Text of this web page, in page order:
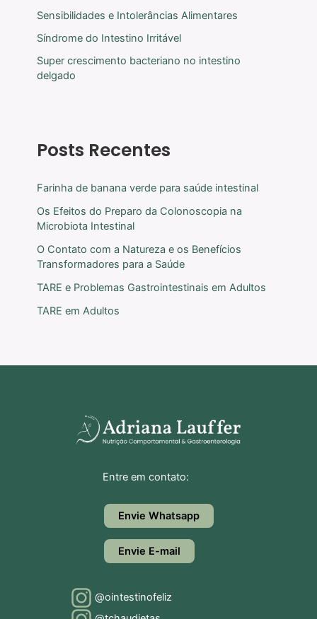
Sensibilidades e Intolerâncias Alimentares
Síndrome do Intestino Irritável
Super crescimento bacteriano no intestino
delgado
Posts Recentes
Farinha de banana verde para saúde intestinal
Os Efeitos do Preparo da Colonoscopia na
Microbiota Intestinal
O Contato com a Natureza e os Benefícios
Transformadores para a Saúde
TARE e Problemas Gastrointestinais em Adultos
TARE em Adultos
Entre em contato:
Envie Whatsapp
Envie E-mail
@ointestinofeliz